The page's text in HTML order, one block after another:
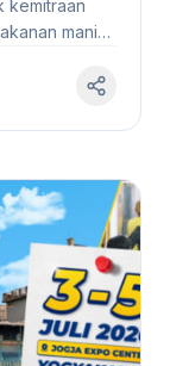
kemitraan
manis